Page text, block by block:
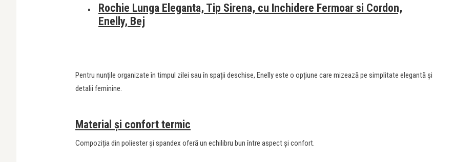
Rochie Lunga Eleganta, Tip Sirena, cu Inchidere Fermoar si Cordon,
Enelly, Bej
Pentru nunțile organizate în timpul zilei sau în spații deschise, Enelly este o opțiune care mizează pe simplitate elegantă și
detalii feminine.
Material și confort termic
Compoziția din poliester și spandex oferă un echilibru bun între aspect și confort.